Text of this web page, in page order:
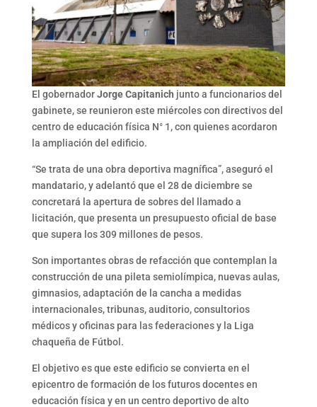
El gobernadorJorge Capitanich junto a funcionarios del
gabinete, se reunieron este miércoles con directivos del
centro de educación física N° 1, con quienes acordaron
la ampliación del edificio.
“Se trata de una obra deportiva magnífica”, aseguró el
mandatario, y adelantó que el 28 de diciembre se
concretará la apertura de sobres del llamado a
licitación, que presenta un presupuesto oficial de base
que supera los 309 millones de pesos.
Son importantes obras de refacción que contemplan la
construcción de una pileta semiolímpica, nuevas aulas,
gimnasios, adaptación de la cancha a medidas
internacionales, tribunas, auditorio, consultorios
médicos y oficinas para las federaciones y la Liga
chaqueña de Fútbol.
El objetivo es que este edificio se convierta en el
epicentro de formación de los futuros docentes en
educación física y en un centro deportivo de alto